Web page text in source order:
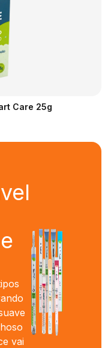
Care 25g
vai